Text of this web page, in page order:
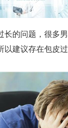
长的问题，很多
建议存在包皮